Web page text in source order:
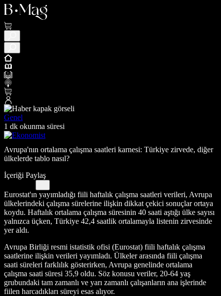
Genel
1 dk okunma süresi
Avrupa'nın ortalama çalışma saatleri karnesi: Türkiye zirvede, diğer
ülkelerde tablo nasıl?
İçeriği Paylaş
Eurostat'ın yayımladığı fiili haftalık çalışma saatleri verileri, Avrupa
ülkelerindeki çalışma sürelerine ilişkin dikkat çekici sonuçlar ortaya
koydu. Haftalık ortalama çalışma süresinin 40 saati aştığı ülke sayısı
yalnızca üçken, Türkiye 42,4 saatlik ortalamayla listenin zirvesinde
yer aldı.
Avrupa Birliği resmi istatistik ofisi (Eurostat) fiili haftalık çalışma
saatlerine ilişkin verileri yayımladı. Ülkeler arasında fiili çalışma
saati süreleri farklılık gösterirken, Avrupa genelinde ortalama
çalışma saati süresi 35,9 oldu. Söz konusu veriler, 20-64 yaş
grubundaki tam zamanlı ve yarı zamanlı çalışanların ana işlerinde
fiilen harcadıkları süreyi esas alıyor.